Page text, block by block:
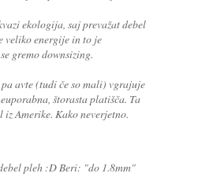
ekologija, saj prevažat debel
veliko energije in to je
gremo downsizing.
avte (tudi če so mali) vgrajuje
štorasta platišča. Ta
Amerike. Kako neverjetno.
pleh :D Beri: "do 1.8mm"